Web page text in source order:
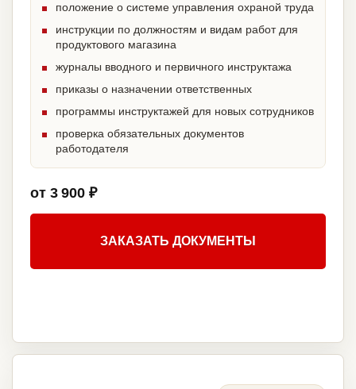
положение о системе управления охраной труда
инструкции по должностям и видам работ для
продуктового магазина
журналы вводного и первичного инструктажа
приказы о назначении ответственных
программы инструктажей для новых сотрудников
проверка обязательных документов
работодателя
от 3 900 ₽
ЗАКАЗАТЬ ДОКУМЕНТЫ